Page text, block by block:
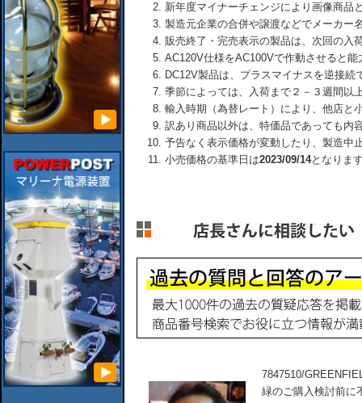
新年度マイナーチェンジにより画像商品
製造元企業の合併や譲渡などでメーカー
販売終了・完売表示の製品は、次回の入
AC120V仕様をAC100Vで作動させると
DC12V製品は、プラスマイナスを逆接
季節によっては、入荷まで２－３週間以
輸入時期（為替レート）により、他店と
訳あり商品以外は、特価品であっても内
予告なく表示価格が変動したり、製造中
小売価格の基準日は2023/09/14となりま
7847510/
緑のご購入検討前に